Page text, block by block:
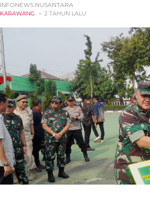
INFONEWS NUSANTARA
KARAWANG - 2 TAHUN LALU